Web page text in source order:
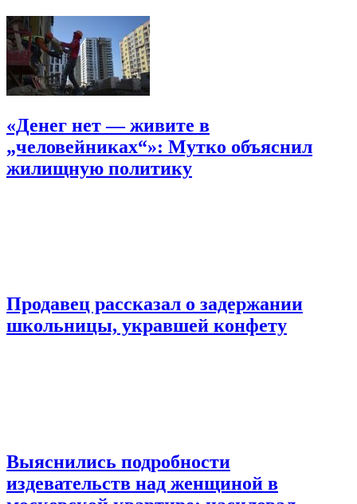
«Денег нет — живите в
„человейниках“»: Мутко объяснил
жилищную политику
Продавец рассказал о задержании
школьницы, укравшей конфету
Выяснились подробности
издевательств над женщиной в